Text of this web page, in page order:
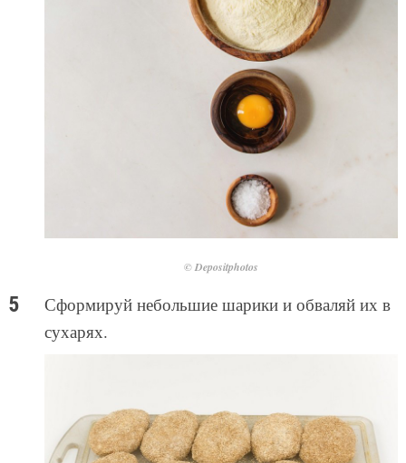
© Depositphotos
Сформируй небольшие шарики и обваляй их в
сухарях.